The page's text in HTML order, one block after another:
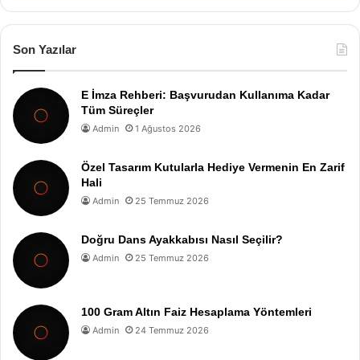
Son Yazılar
E İmza Rehberi: Başvurudan Kullanıma Kadar
Tüm Süreçler
Admin 1 Ağustos 2026
Özel Tasarım Kutularla Hediye Vermenin En Zarif
Hali
Admin 25 Temmuz 2026
Doğru Dans Ayakkabısı Nasıl Seçilir?
Admin 25 Temmuz 2026
100 Gram Altın Faiz Hesaplama Yöntemleri
Admin 24 Temmuz 2026